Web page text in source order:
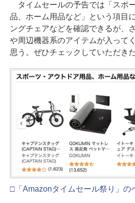
タイムセールの予告では「スポ
品、ホーム用品など」という項目
ングチェアなどを確認できるが、
や周辺機器系のアイテムが入って
思う。ぜひチェックしていただきた
□「Amazonタイムセール祭り」の